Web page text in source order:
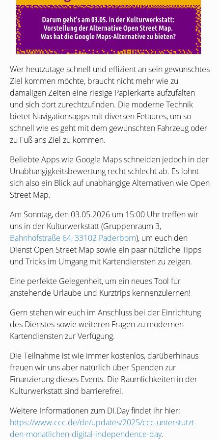
Wer heutzutage schnell und effizient an sein gewünschtes
Ziel kommen möchte, braucht nicht mehr wie zu
damaligen Zeiten eine riesige Papierkarte aufzufalten
und sich dort zurechtzufinden. Die moderne Technik
bietet Navigationsapps mit diversen Fetaures, um so
schnell wie es geht mit dem gewünschten Fahrzeug oder
zu Fuß ans Ziel zu kommen.
Beliebte Apps wie Google Maps schneiden jedoch in der
Unabhängigkeitsbewertung recht schlecht ab. Es lohnt
sich also ein Blick auf unabhängige Alternativen wie Open
Street Map.
Am Sonntag, den 03.05.2026 um 15:00 Uhr treffen wir
uns in der Kulturwerkstatt (Gruppenraum 3,
Bahnhofstraße 64, 33102 Paderborn), um euch den
Dienst Open Street Map sowie ein paar nützliche Tipps
und Tricks im Umgang mit Kartendiensten zu zeigen.
Eine perfekte Gelegenheit, um ein neues Tool für
anstehende Urlaube und Kurztrips kennenzulernen!
Gern stehen wir euch im Anschluss bei der Einrichtung
des Dienstes sowie weiteren Fragen zu modernen
Kartendiensten zur Verfügung.
Die Teilnahme ist wie immer kostenlos, darüberhinaus
freuen wir uns aber natürlich über Spenden zur
Finanzierung dieses Events. Die Räumlichkeiten in der
Kulturwerkstatt sind barrierefrei.
Weitere Informationen zum DI.Day findet ihr hier:
https://www.ccc.de/de/updates/2025/ccc-unterstutzt-
den-monatlichen-digital-independence-day.